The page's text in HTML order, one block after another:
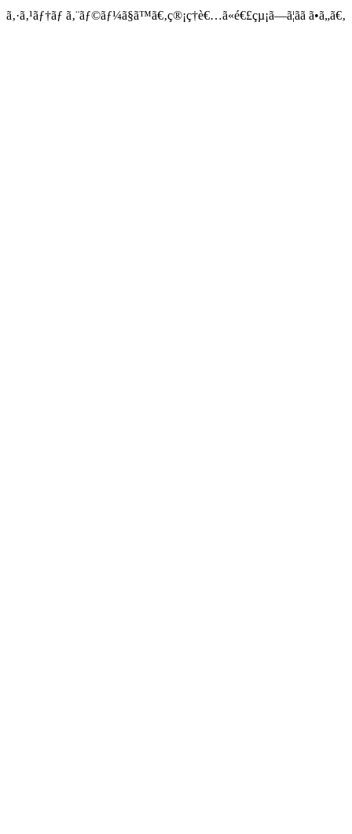
ã‚·ã‚¹ãƒ†ãƒ ã‚¨ãƒ©ãƒ¼ã§ã™ã€‚ç®¡ç†è€…ã«é€£çµ¡ã—ã¦ãã ã•ã„ã€‚